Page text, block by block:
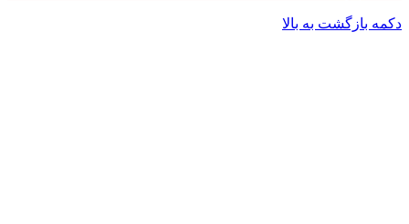
دکمه بازگشت به بالا